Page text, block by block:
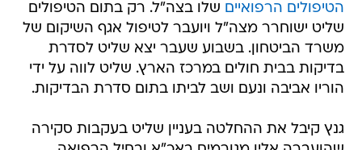
הטיפולים הרפואיים שלו בצה"ל. רק בתום הטיפולים
שליט ישוחרר מצה"ל ויועבר לטיפול אגף השיקום של
משרד הביטחון. בשבוע שעבר יצא שליט לסדרת
בדיקות בבית חולים במרכז הארץ. שליט לווה על ידי
הוריו אביבה ונעם ושב לביתו בתום סדרת הבדיקות.
גנץ קיבל את ההחלטה בעניין שליט בעקבות סקירה